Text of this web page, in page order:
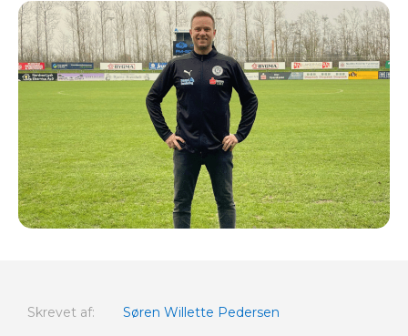
Skrevet af: Søren Willette Pedersen